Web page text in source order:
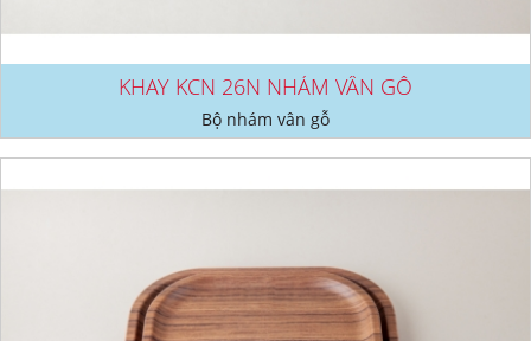
KHAY KCN 26N NHÁM VÂN GỖ
Bộ nhám vân gỗ